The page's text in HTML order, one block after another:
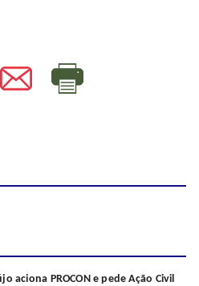
aciona PROCON e pede Ação Civil